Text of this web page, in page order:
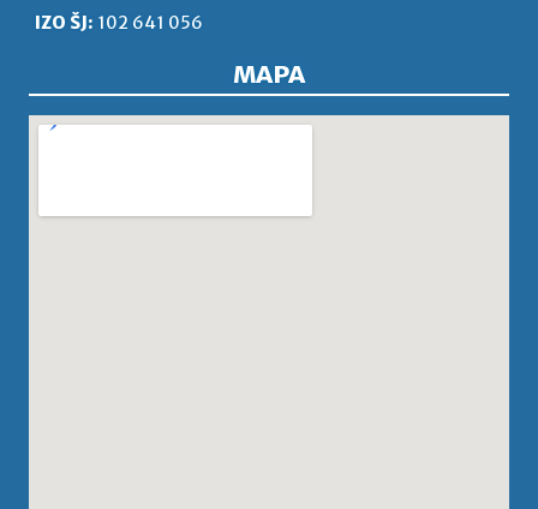
IZO ŠJ: 102 641 056
MAPA